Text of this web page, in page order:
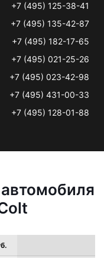
+7 (495) 125-38-41
+7 (495) 135-42-87
+7 (495) 182-17-65
+7 (495) 021-25-26
+7 (495) 023-42-98
+7 (495) 431-00-33
+7 (495) 128-01-88